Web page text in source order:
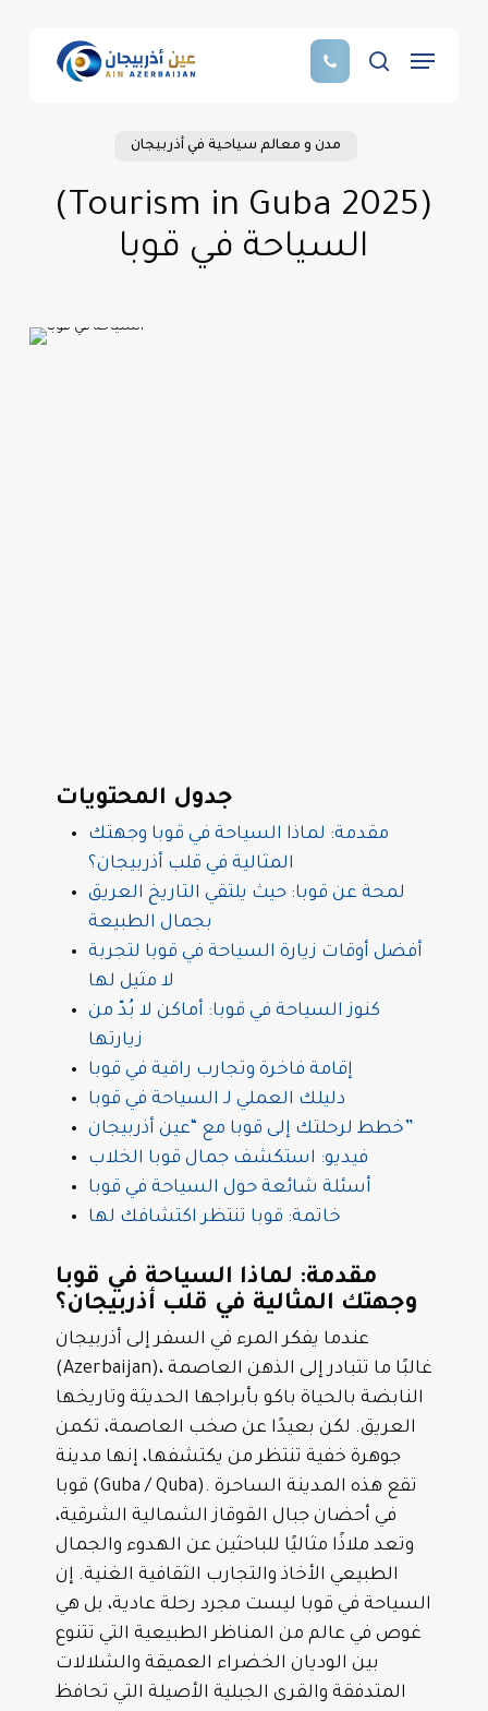
search
Menu
مدن و معالم سياحية في أذربيجان
(Tourism in Guba 2025)
السياحة في قوبا
جدول المحتويات
مقدمة: لماذا السياحة في قوبا وجهتك
المثالية في قلب أذربيجان؟
لمحة عن قوبا: حيث يلتقي التاريخ العريق
بجمال الطبيعة
أفضل أوقات زيارة السياحة في قوبا لتجربة
لا مثيل لها
كنوز السياحة في قوبا: أماكن لا بُدّ من
زيارتها
إقامة فاخرة وتجارب راقية في قوبا
دليلك العملي لـ السياحة في قوبا
خطط لرحلتك إلى قوبا مع “عين أذربيجان”
فيديو: استكشف جمال قوبا الخلاب
أسئلة شائعة حول السياحة في قوبا
خاتمة: قوبا تنتظر اكتشافك لها
مقدمة: لماذا السياحة في قوبا
وجهتك المثالية في قلب أذربيجان؟
عندما يفكر المرء في السفر إلى أذربيجان
(Azerbaijan)، غالبًا ما تتبادر إلى الذهن العاصمة
النابضة بالحياة باكو بأبراجها الحديثة وتاريخها
العريق. لكن بعيدًا عن صخب العاصمة، تكمن
جوهرة خفية تنتظر من يكتشفها، إنها مدينة
قوبا (Guba / Quba). تقع هذه المدينة الساحرة
في أحضان جبال القوقاز الشمالية الشرقية،
وتعد ملاذًا مثاليًا للباحثين عن الهدوء والجمال
الطبيعي الأخاذ والتجارب الثقافية الغنية. إن
السياحة في قوبا ليست مجرد رحلة عادية، بل هي
غوص في عالم من المناظر الطبيعية التي تتنوع
بين الوديان الخضراء العميقة والشلالات
المتدفقة والقرى الجبلية الأصيلة التي تحافظ